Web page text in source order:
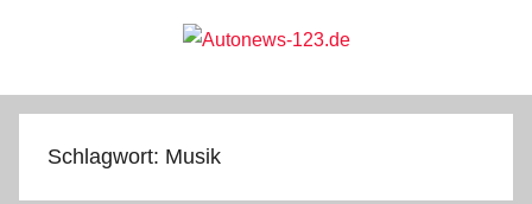
Autonews-
123.de
Schlagwort: Musik